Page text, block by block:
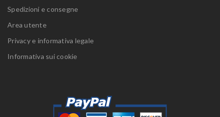
Spedizioni e consegne
Area utente
Privacy e informativa legale
Informativa sui cookie